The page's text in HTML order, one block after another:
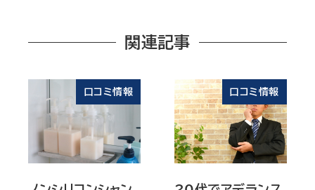
関連記事
口コミ情報 口コミ情報